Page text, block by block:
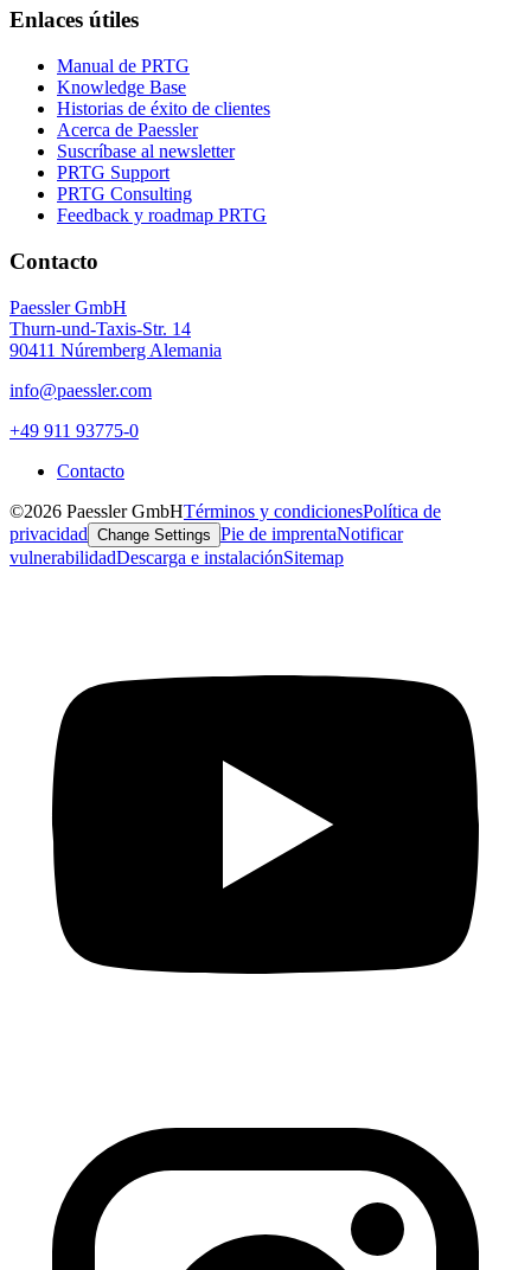
Enlaces útiles
Manual de PRTG
Knowledge Base
Historias de éxito de clientes
Acerca de Paessler
Suscríbase al newsletter
PRTG Support
PRTG Consulting
Feedback y roadmap PRTG
Contacto
Paessler GmbH
Thurn-und-Taxis-Str. 14
90411 Núremberg Alemania
info@paessler.com
+49 911 93775-0
Contacto
©2026 Paessler GmbHTérminos y condicionesPolítica de
privacidad Change Settings Pie de imprentaNotificar
vulnerabilidadDescarga e instalaciónSitemap